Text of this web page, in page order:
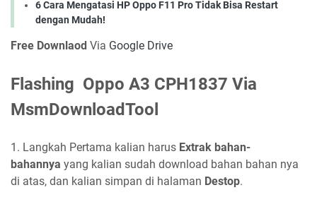
6 Cara Mengatasi HP Oppo F11 Pro Tidak Bisa Restart
dengan Mudah!
Free Downlaod Via Google Drive
Flashing Oppo A3 CPH1837 Via
MsmDownloadTool
1. Langkah Pertama kalian harus Extrak bahan-
bahannya yang kalian sudah download bahan bahan nya
di atas, dan kalian simpan di halaman Destop.